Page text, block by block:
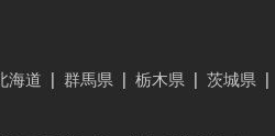
海道 群馬県 栃木県 茨城県